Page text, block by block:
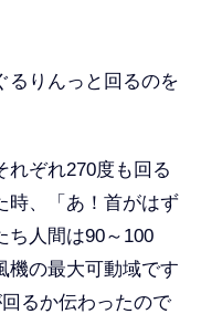
るりんっと回るのを
れぞれ270度も回る
時、「あ！首がはず
ち人間は90～100
機の最大可動域です
るか伝わったので